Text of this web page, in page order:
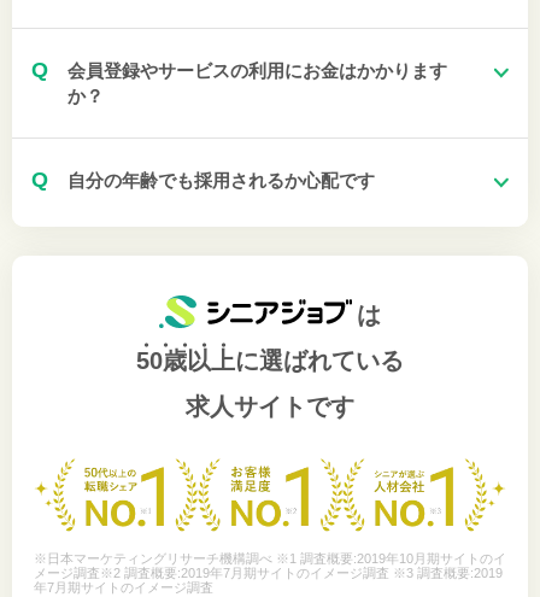
Q
会員登録やサービスの利用にお金はかかります
か？
Q 自分の年齢でも採用されるか心配です
は
50歳以上に選ばれている
求人サイトです
※日本マーケティングリサーチ機構調べ ※1 調査概要:2019年10月期サイトのイ
メージ調査※2 調査概要:2019年7月期サイトのイメージ調査 ※3 調査概要:2019
年7月期サイトのイメージ調査